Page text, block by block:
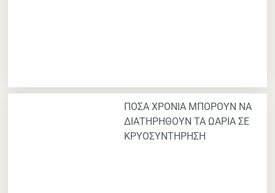
ΠΟΣΑ ΧΡΟΝΙΑ ΜΠΟΡΟΥΝ ΝΑ
ΔΙΑΤΗΡΗΘΟΥΝ ΤΑ ΩΑΡΙΑ ΣΕ
ΚΡΥΟΣΥΝΤΗΡΗΣΗ